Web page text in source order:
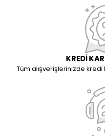
KREDİ
Tüm alışverişlerinizde